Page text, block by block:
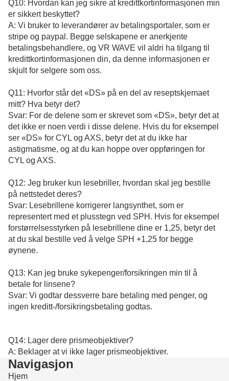
Q10: Hvordan kan jeg sikre at kredittkortinformasjonen min
er sikkert beskyttet?
A: Vi bruker to leverandører av betalingsportaler, som er
stripe og paypal. Begge selskapene er anerkjente
betalingsbehandlere, og VR WAVE vil aldri ha tilgang til
kredittkortinformasjonen din, da denne informasjonen er
skjult for selgere som oss.
Q11: Hvorfor står det «DS» på en del av reseptskjemaet
mitt? Hva betyr det?
Svar: For de delene som er skrevet som «DS», betyr det at
det ikke er noen verdi i disse delene. Hvis du for eksempel
ser «DS» for CYL og AXS, betyr det at du ikke har
astigmatisme, og at du kan hoppe over oppføringen for
CYL og AXS.
Q12: Jeg bruker kun lesebriller, hvordan skal jeg bestille
på nettstedet deres?
Svar: Lesebrillene korrigerer langsynthet, som er
representert med et plusstegn ved SPH. Hvis for eksempel
forstørrelsesstyrken på lesebrillene dine er 1,25, betyr det
at du skal bestille ved å velge SPH +1,25 for begge
øynene.
Q13: Kan jeg bruke sykepenger/forsikringen min til å
betale for linsene?
Svar: Vi godtar dessverre bare betaling med penger, og
ingen kreditt-/forsikringsbetaling godtas.
Q14: Lager dere prismeobjektiver?
A: Beklager at vi ikke lager prismeobjektiver.
Navigasjon
Hjem